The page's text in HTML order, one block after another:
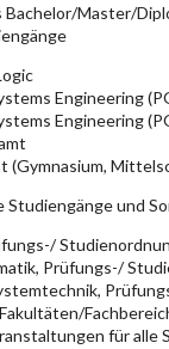
Bachelor/Master/
Engineering
Engineering
(Gymnasium,
und
Prüfungs-/
für